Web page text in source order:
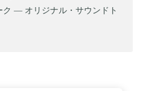
ク ― オリジナル・サウンドト